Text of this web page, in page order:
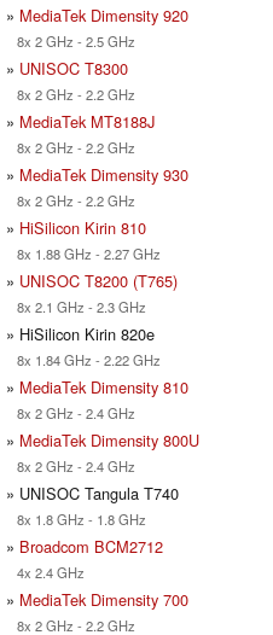
» MediaTek Dimensity 920
8x 2 GHz - 2.5 GHz
» UNISOC T8300
8x 2 GHz - 2.2 GHz
» MediaTek MT8188J
8x 2 GHz - 2.2 GHz
» MediaTek Dimensity 930
8x 2 GHz - 2.2 GHz
» HiSilicon Kirin 810
8x 1.88 GHz - 2.27 GHz
» UNISOC T8200 (T765)
8x 2.1 GHz - 2.3 GHz
» HiSilicon Kirin 820e
8x 1.84 GHz - 2.22 GHz
» MediaTek Dimensity 810
8x 2 GHz - 2.4 GHz
» MediaTek Dimensity 800U
8x 2 GHz - 2.4 GHz
» UNISOC Tangula T740
8x 1.8 GHz - 1.8 GHz
» Broadcom BCM2712
4x 2.4 GHz
» MediaTek Dimensity 700
8x 2 GHz - 2.2 GHz